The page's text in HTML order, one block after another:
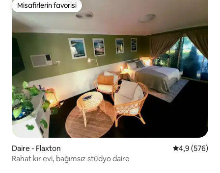
Misafirlerin favorisi
Misafirlerin favorisi
Daire - Flaxton 5 üzerinden
4,9 (576)
Rahat kır evi, bağımsız stüdyo daire